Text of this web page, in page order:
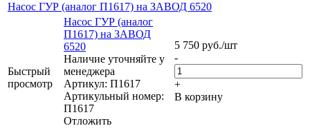
Насос ГУР (аналог П1617) на ЗАВОД 6520
Быстрый
просмотр
Насос ГУР (аналог
П1617) на ЗАВОД
6520
Наличие уточняйте у
менеджера
Артикул: П1617
Артикульный номер:
П1617
Отложить
5 750 руб./шт
-
+
В корзину